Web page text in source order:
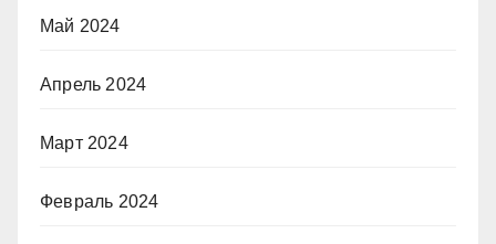
Май 2024
Апрель 2024
Март 2024
Февраль 2024